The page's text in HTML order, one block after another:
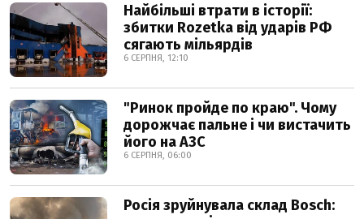
Найбільші втрати в історії:
збитки Rozetka від ударів РФ
сягають мільярдів
6 СЕРПНЯ, 12:10
"Ринок пройде по краю". Чому
дорожчає пальне і чи вистачить
його на АЗС
6 СЕРПНЯ, 06:00
Росія зруйнувала склад Bosch: